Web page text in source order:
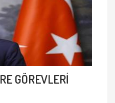
GÖREVLERİ